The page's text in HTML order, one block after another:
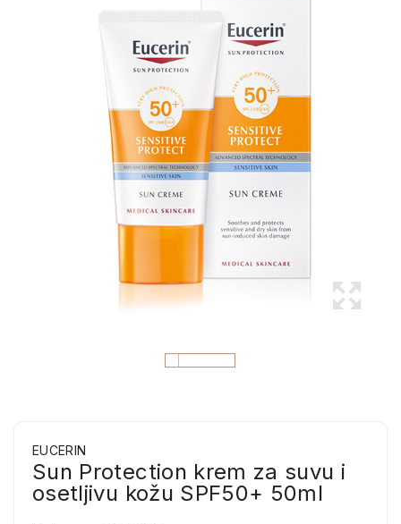
EUCERIN
Sun Protection krem za suvu i
osetljivu kožu SPF50+ 50ml